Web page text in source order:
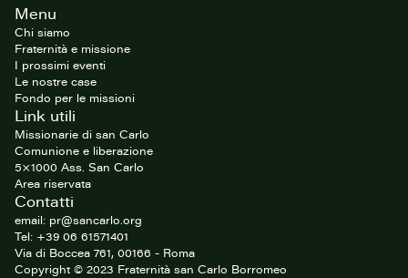
FooterMenu
Chi siamo
Fraternità e missione
I prossimi eventi
Le nostre case
Fondo per le missioni
Link utili
Missionarie di san Carlo
Comunione e liberazione
5×1000 Ass. San Carlo
Area riservata
Contatti
email: pr@sancarlo.org
Tel: +39 06 61571401
Via di Boccea 761, 00166 - Roma
Copyright © 2023 Fraternità san Carlo Borromeo